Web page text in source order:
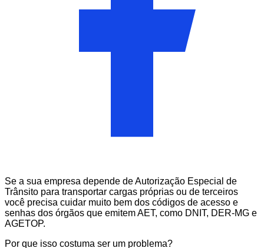
Se a sua empresa depende de Autorização Especial de
Trânsito para transportar cargas próprias ou de terceiros
você precisa cuidar muito bem dos códigos de acesso e
senhas dos órgãos que emitem AET, como DNIT, DER-MG e
AGETOP.
Por que isso costuma ser um problema?